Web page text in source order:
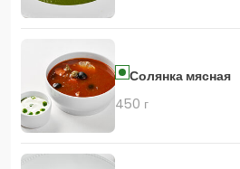
Солянка мясная
450 г